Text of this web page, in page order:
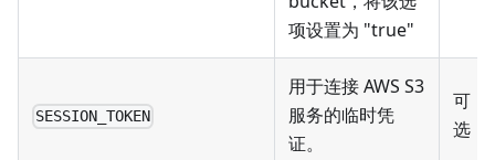
项设置为 "true"
SESSION_TOKEN
用于连接 AWS S3
服务的临时凭
证。
可
选